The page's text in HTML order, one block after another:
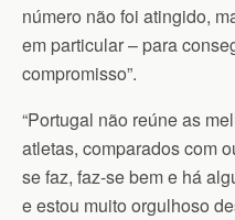
número não foi atingido,
em particular – para
compromisso”.
“Portugal não reúne as
atletas, comparados com
se faz, faz-se bem e há
e estou muito orgulhoso